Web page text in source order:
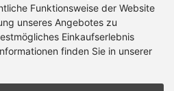
Funktionsweise der Website
unseres Angebotes zu
Einkaufserlebnis
finden Sie in unserer